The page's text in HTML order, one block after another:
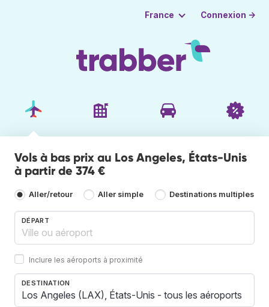
France Connexion →
Vols à bas prix au Los Angeles, États-Unis
à partir de 374 €
Aller/retour Aller simple Destinations multiples
DÉPART
Inclure les aéroports à proximité
DESTINATION